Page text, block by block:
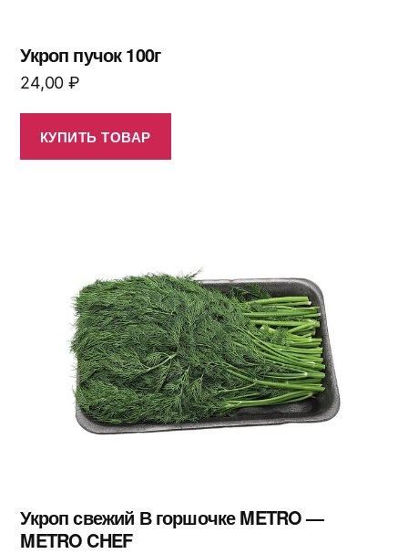
Укроп пучок 100г
24,00 ₽
КУПИТЬ ТОВАР
Укроп свежий В горшочке METRO —
METRO CHEF